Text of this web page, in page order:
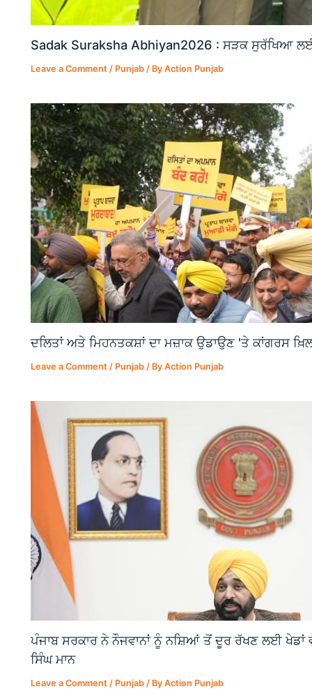
Sadak Suraksha Abhiyan2026 : ਸੜਕ ਸੁਰੱਖਿਆ
Leave a Comment / Punjab / ByAction Punjab
ਦਲਿਤਾਂ ਅਤੇ ਮਿਹਨਤਕਸ਼ਾਂ ਦਾ ਮਜ਼ਾਕ ਉਡਾਉਣ 'ਤੇ ਕਾਂਗਰਸ
Leave a Comment / Punjab / ByAction Punjab
ਪੰਜਾਬ ਸਰਕਾਰ ਨੇ ਨੌਜਵਾਨਾਂ ਨੂੰ ਨਸ਼ਿਆਂ ਤੋਂ ਦੂਰ ਰੱਖਣ ਲਈ ਖੇਡਾਂ
ਸਿੰਘ ਮਾਨ
Leave a Comment / Punjab / ByAction Punjab